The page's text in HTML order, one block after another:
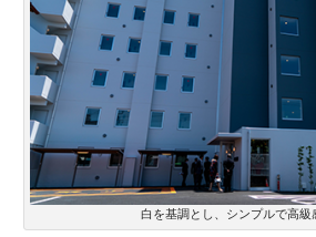
白を基調とし、シンプルで高級